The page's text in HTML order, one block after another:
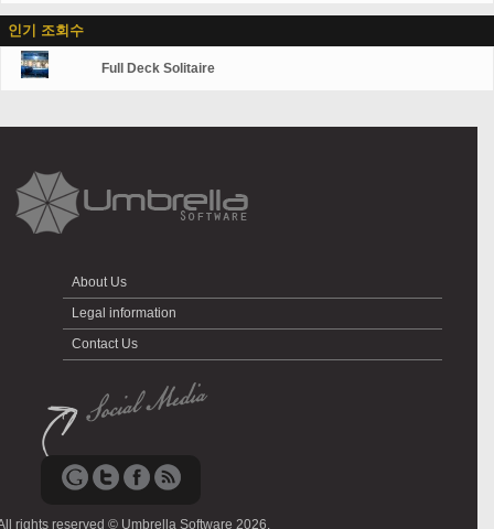
워, 계급 및 파일, 번호 10, 레이디 제인, 그리고 Zerline에서 성!
인기 조회수
Full Deck Solitaire
About Us
Legal information
Contact Us
rights reserved © Umbrella Software 2026.